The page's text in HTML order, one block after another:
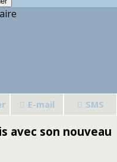
E-mail SMS
avec son nouveau